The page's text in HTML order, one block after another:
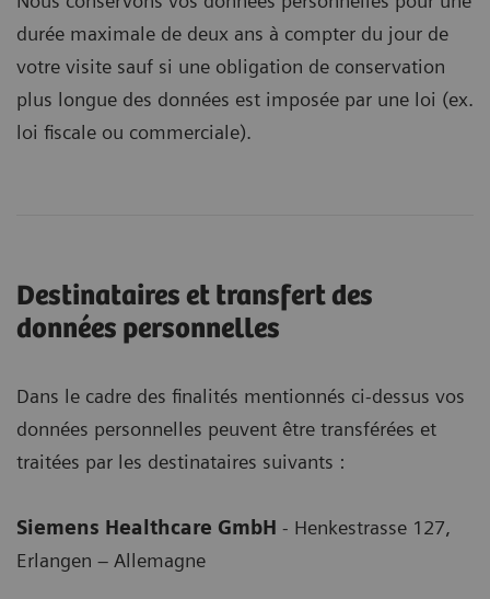
durée maximale de deux ans à compter du jour de
votre visite sauf si une obligation de conservation
plus longue des données est imposée par une loi (ex.
loi fiscale ou commerciale).
Destinataires et transfert des
données personnelles
Dans le cadre des finalités mentionnés ci-dessus vos
données personnelles peuvent être transférées et
traitées par les destinataires suivants :
Siemens Healthcare GmbH - Henkestrasse 127,
Erlangen – Allemagne